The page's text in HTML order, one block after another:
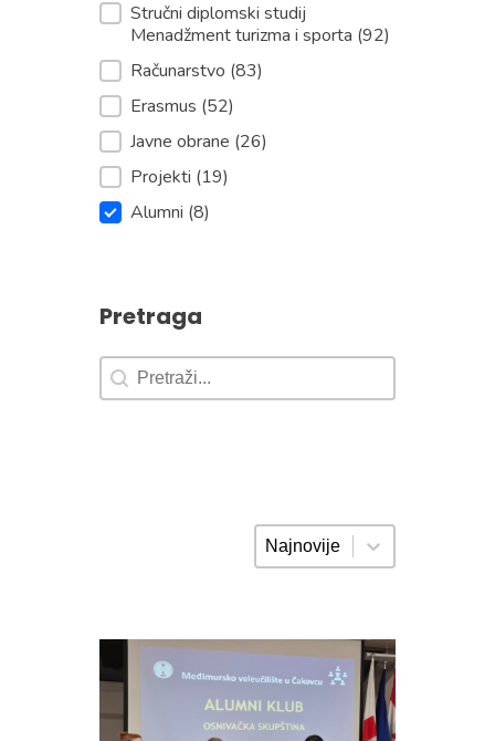
Stručni diplomski studij
Menadžment turizma i sporta (92)
Računarstvo (83)
Erasmus (52)
Javne obrane (26)
Projekti (19)
Alumni (8)
Pretraga
Pretraga
Pretraga
Sortiranje